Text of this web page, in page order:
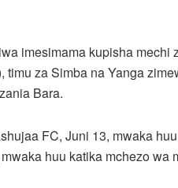
imesimama kupisha
timu za Simba na Yanga
Bara.
FC, Juni 13, mwaka
huu katika mchezo wa